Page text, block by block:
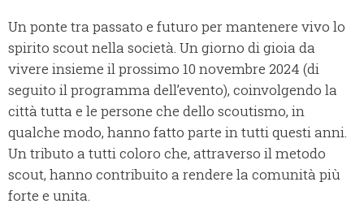
Un ponte tra passato e futuro per mantenere vivo lo
spirito scout nella società. Un giorno di gioia da
vivere insieme il prossimo 10 novembre 2024 (di
seguito il programma dell’evento), coinvolgendo la
città tutta e le persone che dello scoutismo, in
qualche modo, hanno fatto parte in tutti questi anni.
Un tributo a tutti coloro che, attraverso il metodo
scout, hanno contribuito a rendere la comunità più
forte e unita.